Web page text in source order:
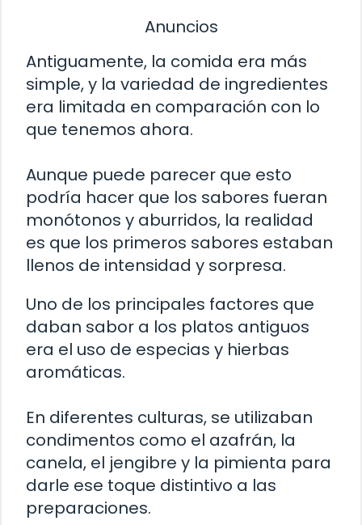
Anuncios
Antiguamente, la comida era más
simple, y la variedad de ingredientes
era limitada en comparación con lo
que tenemos ahora.
Aunque puede parecer que esto
podría hacer que los sabores fueran
monótonos y aburridos, la realidad
es que los primeros sabores estaban
llenos de intensidad y sorpresa.
Uno de los principales factores que
daban sabor a los platos antiguos
era el uso de especias y hierbas
aromáticas.
En diferentes culturas, se utilizaban
condimentos como el azafrán, la
canela, el jengibre y la pimienta para
darle ese toque distintivo a las
preparaciones.